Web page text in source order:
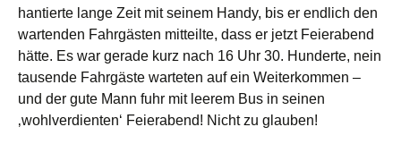
hantierte lange Zeit mit seinem Handy, bis er endlich den
wartenden Fahrgästen mitteilte, dass er jetzt Feierabend
hätte. Es war gerade kurz nach 16 Uhr 30. Hunderte, nein
tausende Fahrgäste warteten auf ein Weiterkommen –
und der gute Mann fuhr mit leerem Bus in seinen
‚wohlverdienten‘ Feierabend! Nicht zu glauben!